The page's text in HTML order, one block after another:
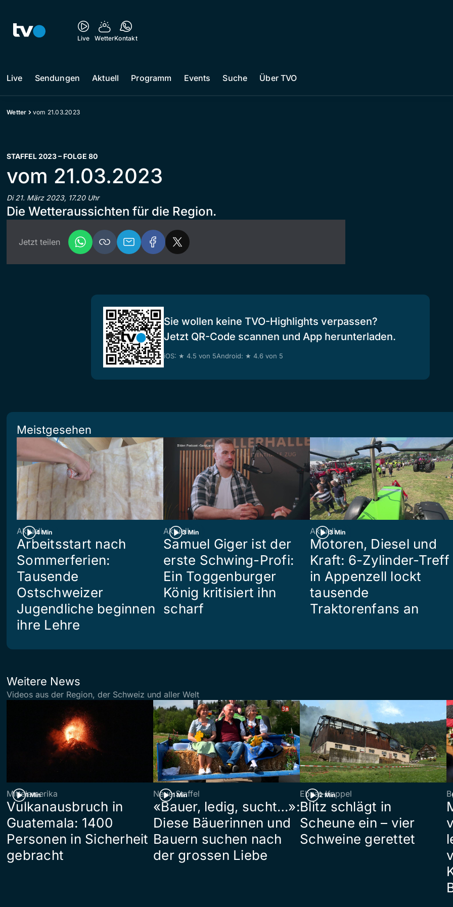
Live WetterKontakt
Live Sendungen Aktuell Programm Events Suche Über TVO
Wetter vom 21.03.2023
STAFFEL 2023 – FOLGE 80
vom 21.03.2023
Di 21. März 2023, 17.20 Uhr
Die Wetteraussichten für die Region.
Jetzt teilen
Sie wollen keine TVO-Highlights verpassen?
Jetzt QR-Code scannen und App herunterladen.
iOS: ★ 4.5 von 5Android: ★ 4.6 von 5
Meistgesehen
4 Min
Aktuell
Arbeitsstart nach
Sommerferien:
Tausende
Ostschweizer
Jugendliche beginnen
ihre Lehre
3 Min
Aktuell
Samuel Giger ist der
erste Schwing-Profi:
Ein Toggenburger
König kritisiert ihn
scharf
3 Min
Aktuell
Motoren, Diesel und
Kraft: 6-Zylinder-Treff
in Appenzell lockt
tausende
Traktorenfans an
Weitere News
Videos aus der Region, der Schweiz und aller Welt
1 Min
Mittelamerika
Vulkanausbruch in
Guatemala: 1400
Personen in Sicherheit
gebracht
1 Min
Neue Staffel
«Bauer, ledig, sucht…»:
Diese Bäuerinnen und
Bauern suchen nach
der grossen Liebe
2 Min
Ebnat-Kappel
Blitz schlägt in
Scheune ein – vier
Schweine gerettet